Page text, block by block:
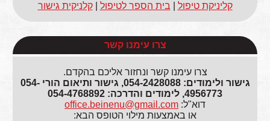
קליניקת טיפול בית הספר לטיפול |קלניקית גישור
צרו עימנו קשר
צרו עימנו קשר ונחזור אליכם בהקדם.
גישור ולימודים: 054-2428088, גישור ותיאום הורי 054-
4956773, לימודים והדרכה: 054-4768892
דוא"ל: office.beinenu@gmail.com
או באמצעות מילוי הטופס הבא: